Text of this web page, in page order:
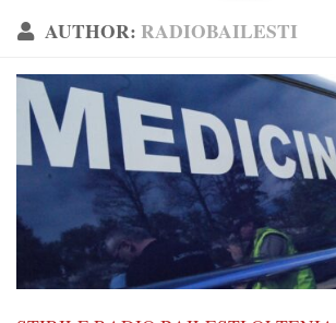
AUTHOR: RADIOBAILESTI